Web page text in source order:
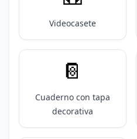
Videocasete
📔
Cuaderno con tapa
decorativa